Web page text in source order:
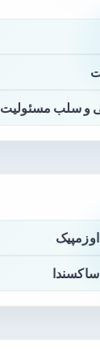
و سلب مسئولیت